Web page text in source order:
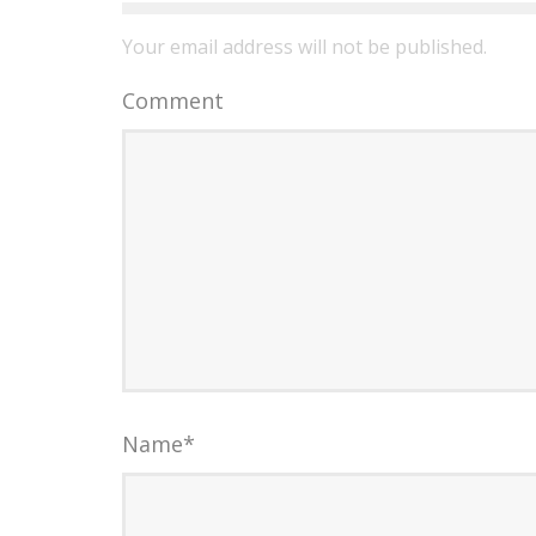
Your email address will not be published.
Comment
Name*